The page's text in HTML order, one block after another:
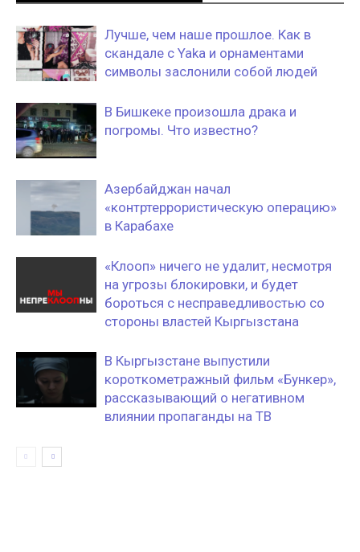
Лучше, чем наше прошлое. Как в
скандале с Yaka и орнаментами
символы заслонили собой людей
В Бишкеке произошла драка и
погромы. Что известно?
Азербайджан начал
«контртеррористическую операцию»
в Карабахе
«Клооп» ничего не удалит, несмотря
на угрозы блокировки, и будет
бороться с несправедливостью со
стороны властей Кыргызстана
В Кыргызстане выпустили
короткометражный фильм «Бункер»,
рассказывающий о негативном
влиянии пропаганды на ТВ